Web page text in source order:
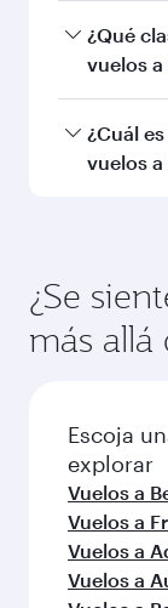
Turista
De QAR
27 Oct 2026 -
vuelos